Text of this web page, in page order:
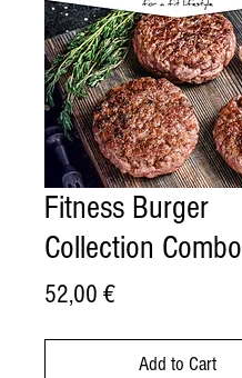
Fitness Burger
Collection Combo
52,00 €Price
Add to Cart